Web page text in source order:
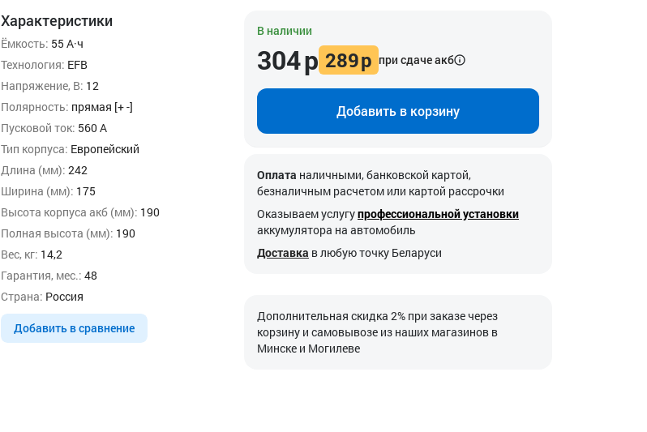
Характеристики
Ёмкость: 55 А·ч
Технология: EFB
Напряжение, В: 12
Полярность: прямая [+ -]
Пусковой ток: 560 А
Тип корпуса: Европейский
Длина (мм): 242
Ширина (мм): 175
Высота корпуса акб (мм): 190
Полная высота (мм): 190
Вес, кг: 14,2
Гарантия, мес.: 48
Страна: Россия
Добавить в сравнение
В наличии
304р 289р при сдаче акб
Добавить в корзину
Оплата наличными, банковской картой,
безналичным расчетом или картой рассрочки
Оказываем услугупрофессиональной установки
аккумулятора на автомобиль
Доставка в любую точку Беларуси
Дополнительная скидка 2% при заказе через
корзину и самовывозе из наших магазинов в
Минске и Могилеве